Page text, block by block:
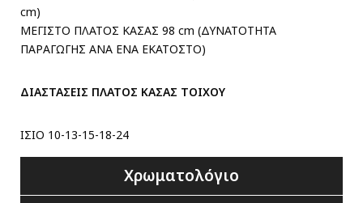
cm)
ΜΕΓΙΣΤΟ ΠΛΑΤΟΣ ΚΑΣΑΣ 98 cm (ΔΥΝΑΤΟΤΗΤΑ
ΠΑΡΑΓΩΓΗΣ ΑΝΑ ΕΝΑ ΕΚΑΤΟΣΤΟ)
ΔΙΑΣΤΑΣΕΙΣ ΠΛΑΤΟΣ ΚΑΣΑΣ ΤΟΙΧΟΥ
ΙΣΙΟ 10-13-15-18-24
Χρωματολόγιο